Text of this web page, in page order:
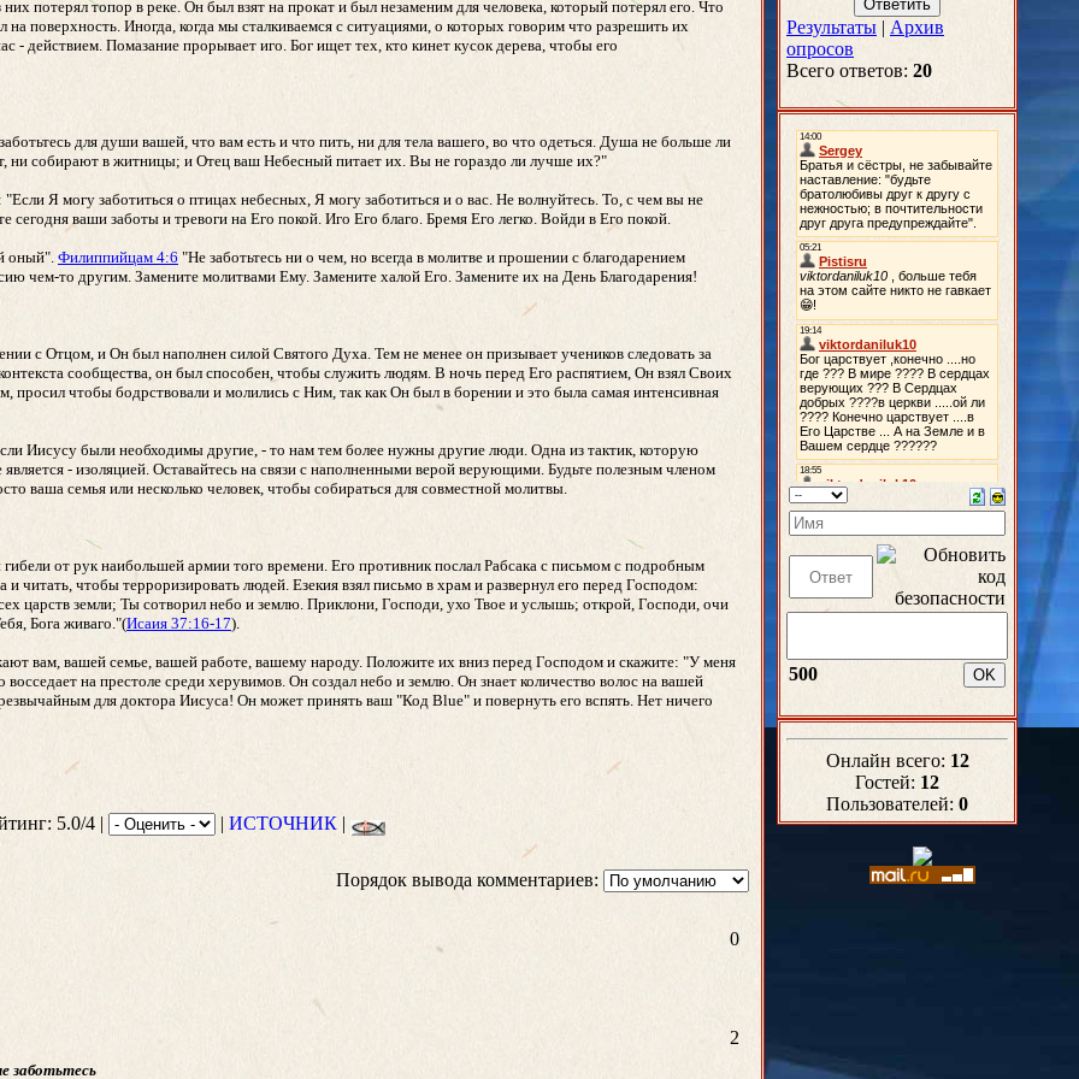
потерял топор в реке. Он был взят на прокат и был незаменим для человека, который потерял его. Что
поверхность. Иногда, когда мы сталкиваемся с ситуациями, о которых говорим что разрешить их
- действием. Помазание прорывает иго. Бог ищет тех, кто кинет кусок дерева, чтобы его
для души вашей, что вам есть и что пить, ни для тела вашего, во что одеться. Душа не больше ли
ни собирают в житницы; и Отец ваш Небесный питает их. Вы не гораздо ли лучше их?"
Я могу заботиться о птицах небесных, Я могу заботиться и о вас. Не волнуйтесь. То, с чем вы не
ваши заботы и тревоги на Его покой. Иго Его благо. Бремя Его легко. Войди в Его покой.
оный". Филиппийцам 4:6 "Не заботьтесь ни о чем, но всегда в молитве и прошении с благодарением
чем-то другим. Замените молитвами Ему. Замените халой Его. Замените их на День Благодарения!
с Отцом, и Он был наполнен силой Святого Духа. Тем не менее он призывает учеников следовать за
сообщества, он был способен, чтобы служить людям. В ночь перед Его распятием, Он взял Своих
чтобы бодрствовали и молились с Ним, так как Он был в борении и это была самая интенсивная
Иисусу были необходимы другие, - то нам тем более нужны другие люди. Одна из тактик, которую
- изоляцией. Оставайтесь на связи с наполненными верой верующими. Будьте полезным членом
ваша семья или несколько человек, чтобы собираться для совместной молитвы.
от рук наибольшей армии того времени. Его противник послал Рабсака с письмом с подробным
чтобы терроризировать людей. Езекия взял письмо в храм и развернул его перед Господом:
царств земли; Ты сотворил небо и землю. Приклони, Господи, ухо Твое и услышь; открой, Господи, очи
Бога живаго."(Исаия 37:16-17).
вам, вашей семье, вашей работе, вашему народу. Положите их вниз перед Господом и скажите: "У меня
на престоле среди херувимов. Он создал небо и землю. Он знает количество волос на вашей
для доктора Иисуса! Он может принять ваш "Код Blue" и повернуть его вспять. Нет ничего
5.0/4 | | ИСТОЧНИК |
Порядок вывода комментариев:
0
2
заботьтесь
Результаты | Архив
опросов
Всего ответов: 20
500
Онлайн всего: 12
Гостей: 12
Пользователей: 0